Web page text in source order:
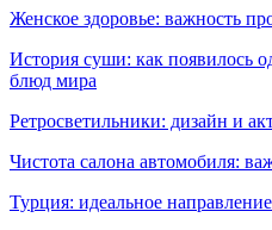
Женское здоровье: важность
История суши: как появилось
блюд мира
Ретросветильники: дизайн и
Чистота салона автомобиля:
Турция: идеальное